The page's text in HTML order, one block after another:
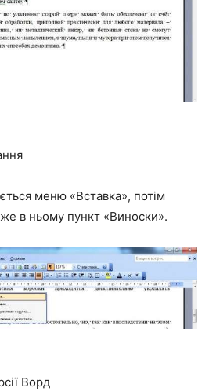
меню «Вставка», потім
в ньому пункт «Виноски».
Ворд